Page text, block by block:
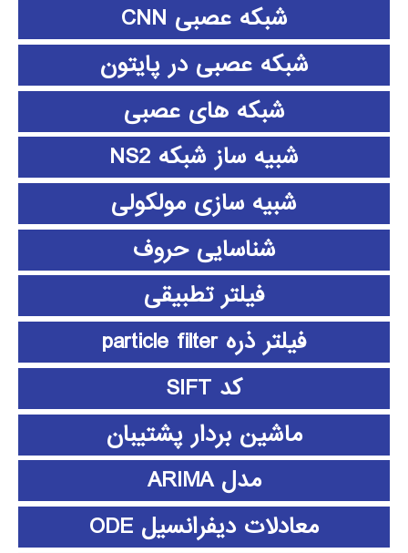
شبکه عصبی CNN
شبکه عصبی در پایتون
شبکه های عصبی
شبیه ساز شبکه NS2
شبیه سازی مولکولی
شناسایی حروف
فیلتر تطبیقی
فیلتر ذره particle filter
کد SIFT
ماشین بردار پشتیبان
مدل ARIMA
معادلات دیفرانسیل ODE